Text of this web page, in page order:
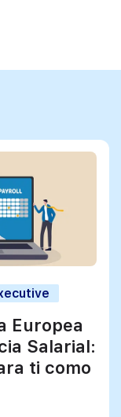
Europea
Salarial:
ti como